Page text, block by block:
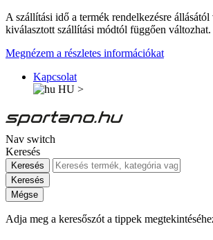
A szállítási idő a termék rendelkezésre állásától
kiválasztott szállítási módtól függően változhat.
Megnézem a részletes információkat
Kapcsolat
HU >
Nav switch
Keresés
Keresés
Keresés
Mégse
Adja meg a keresőszót a tippek